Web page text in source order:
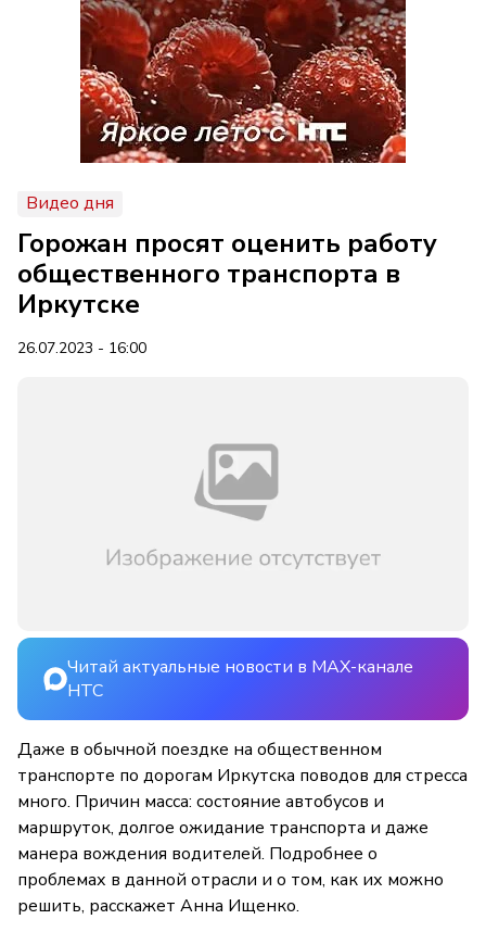
Видео дня
Горожан просят оценить работу
общественного транспорта в
Иркутске
26.07.2023 - 16:00
Читай актуальные новости в MAX-канале
НТС
Даже в обычной поездке на общественном
транспорте по дорогам Иркутска поводов для стресса
много. Причин масса: состояние автобусов и
маршруток, долгое ожидание транспорта и даже
манера вождения водителей. Подробнее о
проблемах в данной отрасли и о том, как их можно
решить, расскажет Анна Ищенко.